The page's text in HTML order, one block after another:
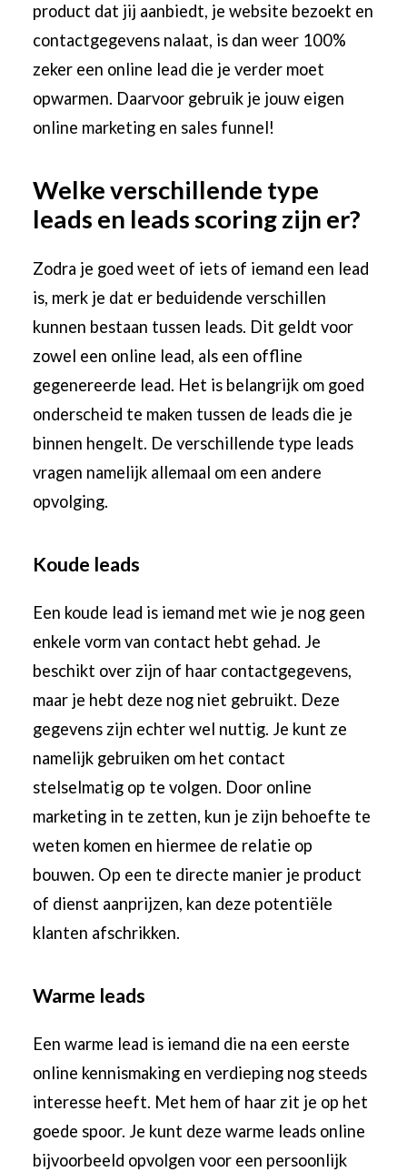
product dat jij aanbiedt, je website bezoekt en
contactgegevens nalaat, is dan weer 100%
zeker een online lead die je verder moet
opwarmen. Daarvoor gebruik je jouw eigen
online marketing en sales funnel!
Welke verschillende type
leads en leads scoring zijn er?
Zodra je goed weet of iets of iemand een lead
is, merk je dat er beduidende verschillen
kunnen bestaan tussen leads. Dit geldt voor
zowel een online lead, als een offline
gegenereerde lead. Het is belangrijk om goed
onderscheid te maken tussen de leads die je
binnen hengelt. De verschillende type leads
vragen namelijk allemaal om een andere
opvolging.
Koude leads
Een koude lead is iemand met wie je nog geen
enkele vorm van contact hebt gehad. Je
beschikt over zijn of haar contactgegevens,
maar je hebt deze nog niet gebruikt. Deze
gegevens zijn echter wel nuttig. Je kunt ze
namelijk gebruiken om het contact
stelselmatig op te volgen. Door online
marketing in te zetten, kun je zijn behoefte te
weten komen en hiermee de relatie op
bouwen. Op een te directe manier je product
of dienst aanprijzen, kan deze potentiële
klanten afschrikken.
Warme leads
Een warme lead is iemand die na een eerste
online kennismaking en verdieping nog steeds
interesse heeft. Met hem of haar zit je op het
goede spoor. Je kunt deze warme leads online
bijvoorbeeld opvolgen voor een persoonlijk